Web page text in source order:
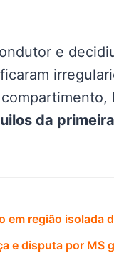
e
da
em região isolada
e disputa por MS